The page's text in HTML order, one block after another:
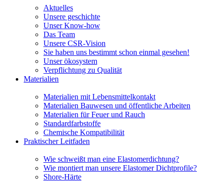
Aktuelles
Unsere geschichte
Unser Know-how
Das Team
Unsere CSR-Vision
Sie haben uns bestimmt schon einmal gesehen!
Unser ökosystem
Verpflichtung zu Qualität
Materialien
Materialien mit Lebensmittelkontakt
Materialien Bauwesen und öffentliche Arbeiten
Materialien für Feuer und Rauch
Standardfarbstoffe
Chemische Kompatibilität
Praktischer Leitfaden
Wie schweißt man eine Elastomerdichtung?
Wie montiert man unsere Elastomer Dichtprofile?
Shore-Härte